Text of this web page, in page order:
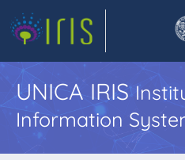
UNICA IRIS
Information